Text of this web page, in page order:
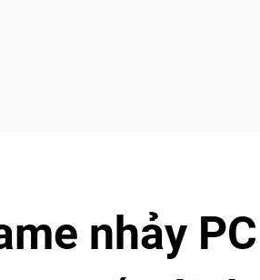
nhảy